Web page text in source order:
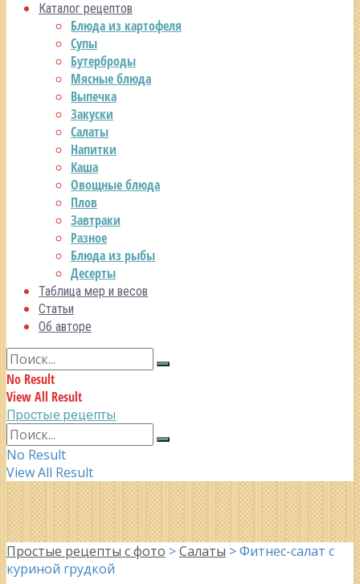
Каталог рецептов
Блюда из картофеля
Супы
Бутерброды
Мясные блюда
Выпечка
Закуски
Салаты
Напитки
Каша
Овощные блюда
Плов
Завтраки
Разное
Блюда из рыбы
Десерты
Таблица мер и весов
Статьи
Об авторе
No Result
View All Result
Простые рецепты
No Result
View All Result
Простые рецепты с фото >Салаты >Фитнес-салат с
куриной грудкой